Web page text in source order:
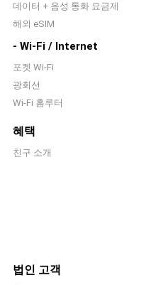
데이터 + 음성 통화 요금제
해외 eSIM
- Wi-Fi / Internet
포켓 Wi-Fi
광회선
Wi-Fi 홈루터
혜택
친구 소개
법인 고객